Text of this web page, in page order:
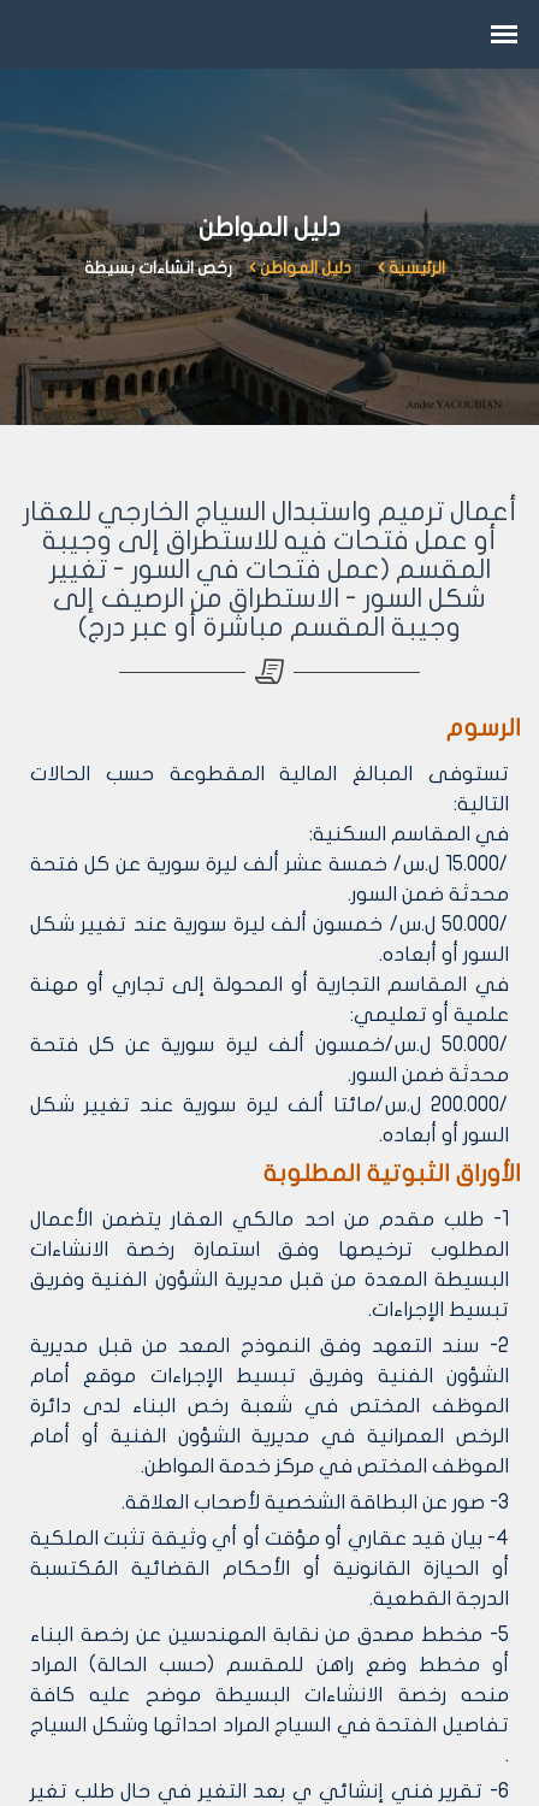
دليل المواطن
الرئيسية دليل المواطن رخص انشاءات بسيطة
أعمال ترميم واستبدال السياج الخارجي للعقار
أو عمل فتحات فيه للاستطراق إلى وجيبة
المقسم (عمل فتحات في السور - تغيير
شكل السور - الاستطراق من الرصيف إلى
وجيبة المقسم مباشرة أو عبر درج)
الرسوم
‌تستوفى المبالغ المالية المقطوعة حسب الحالات
التالية:
في المقاسم السكنية:
/15.000 ل.س/ خمسة عشر ألف ليرة سورية عن كل فتحة
محدثة ضمن السور.
/50.000 ل.س/ خمسون ألف ليرة سورية عند تغيير شكل
السور أو أبعاده.
في المقاسم التجارية أو المحولة إلى تجاري أو مهنة
علمية أو تعليمي:
/50.000 ل.س/خمسون ألف ليرة سورية عن كل فتحة
محدثة ضمن السور.
/200.000 ل.س/مائتا ألف ليرة سورية عند تغيير شكل
السور أو أبعاده.
الأوراق الثبوتية المطلوبة
1- طلب مقدم من احد مالكي العقار يتضمن الأعمال
المطلوب ترخيصها وفق استمارة رخصة الانشاءات
البسيطة المعدة من قبل مديرية الشؤون الفنية وفريق
تبسيط الإجراءات.
2- سند التعهد وفق النموذج المعد من قبل مديرية
الشؤون الفنية وفريق تبسيط الإجراءات موقع أمام
الموظف المختص في شعبة رخص البناء لدى دائرة
الرخص العمرانية في مديرية الشؤون الفنية أو أمام
الموظف المختص في مركز خدمة المواطن.
3- صور عن البطاقة الشخصية لأصحاب العلاقة.
4- بيان قيد عقاري أو مؤقت أو أي وثيقة تثبت الملكية
أو الحيازة القانونية أو الأحكام القضائية المُكتسبة
الدرجة القطعية.
5- مخطط مصدق من نقابة المهندسين عن رخصة البناء
أو مخطط وضع راهن للمقسم (حسب الحالة) المراد
منحه رخصة الانشاءات البسيطة موضح عليه كافة
تفاصيل الفتحة في السياج المراد احداثها وشكل السياج
.
6- تقرير فني إنشائي ي بعد التغير في حال طلب تغير